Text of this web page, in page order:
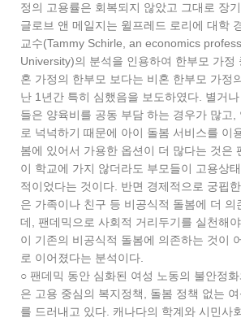
정의 고용률은 회복되지 않았고 그대로 장
글로브 앤 메일지는 윌프레드 로리에 대학
교수(Tammy Schirle, an economics
University)의 분석을 인용하여 한부모 가정
혼 가정의 한부모 보다는 비혼 한부모 가정
난 1년간 특히 심했음을 보도하였다. 별거
들은 양육비를 공동 부담 하는 경우가 많고,
로 넉넉하기 때문에 아이 돌봄 서비스를 이
봄에 있어서 가용한 옵션이 더 많다는 것은
이 학교에 가지 않더라도 부모들이 고용상
적이었다는 것이다. 반면 경제적으로 궁핍
은 가족이나 친구 등 비공식적 돌봄에 더 의
데, 팬데믹으로 사회적 거리두기를 실천해
이 기존의 비공식적 돌봄에 의존하는 것이
로 이어졌다는 분석이다.
○ 팬데믹 동안 심화된 여성 노동의 불안정
은 고용 중심의 복지정책, 돌봄 정책 없는
를 드러내고 있다. 캐나다의 학계와 시민사